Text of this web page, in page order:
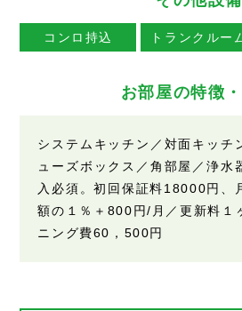
コンロ持込 トランクルー
お部屋の特徴
システムキッチン／対面キッチ
ューズボックス／角部屋／浄水
入必須。初回保証料18000円、
額の１％＋800円/月／更新料１
ニング費60，500円